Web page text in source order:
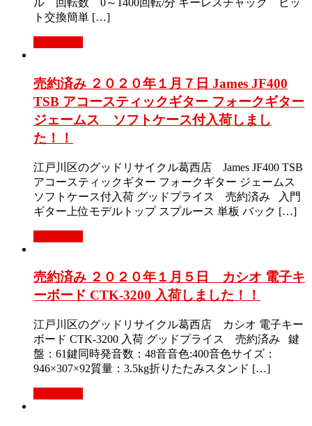
ル 回転数 0～1400回転/分 キーレスチャック ビッ
ト交換簡単 […]
売約済み ２０２０年１月７日 James JF400
TSB アコースティックギター フォークギター
ジェームス ソフトケース付入荷しまし
た！！
江戸川区のグッドリサイクル葛西店 James JF400 TSB
アコースティックギター フォークギター ジェームス
ソフトケース付入荷 グッドプライス 売約済み 入門
ギター上位モデルトップ スプルース 単板 バック […]
売約済み ２０２０年１月５日 カシオ 電子キ
ーボード CTK-3200 入荷しました！！
江戸川区のグッドリサイクル葛西店 カシオ 電子キー
ボード CTK-3200 入荷 グッドプライス 売約済み 鍵
盤：61鍵同時発音数：48音音色:400音色サイズ：
946×307×92質量：3.5kg折りたたみスタンド […]